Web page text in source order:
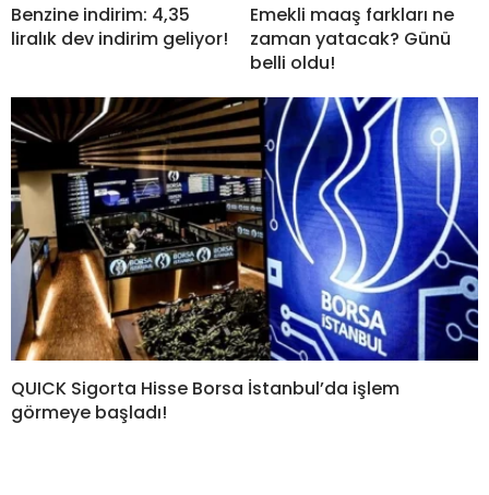
Benzine indirim: 4,35
liralık dev indirim geliyor!
Emekli maaş farkları ne
zaman yatacak? Günü
belli oldu!
QUICK Sigorta Hisse Borsa İstanbul’da işlem
görmeye başladı!